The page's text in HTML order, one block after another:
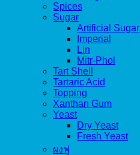
Spices
Sugar
Artificial Sugar
Imperial
Lin
Mitr-Phol
Tart Shell
Tartaric Acid
Topping
Xanthan Gum
Yeast
Dry Yeast
Fresh Yeast
ผงฟู